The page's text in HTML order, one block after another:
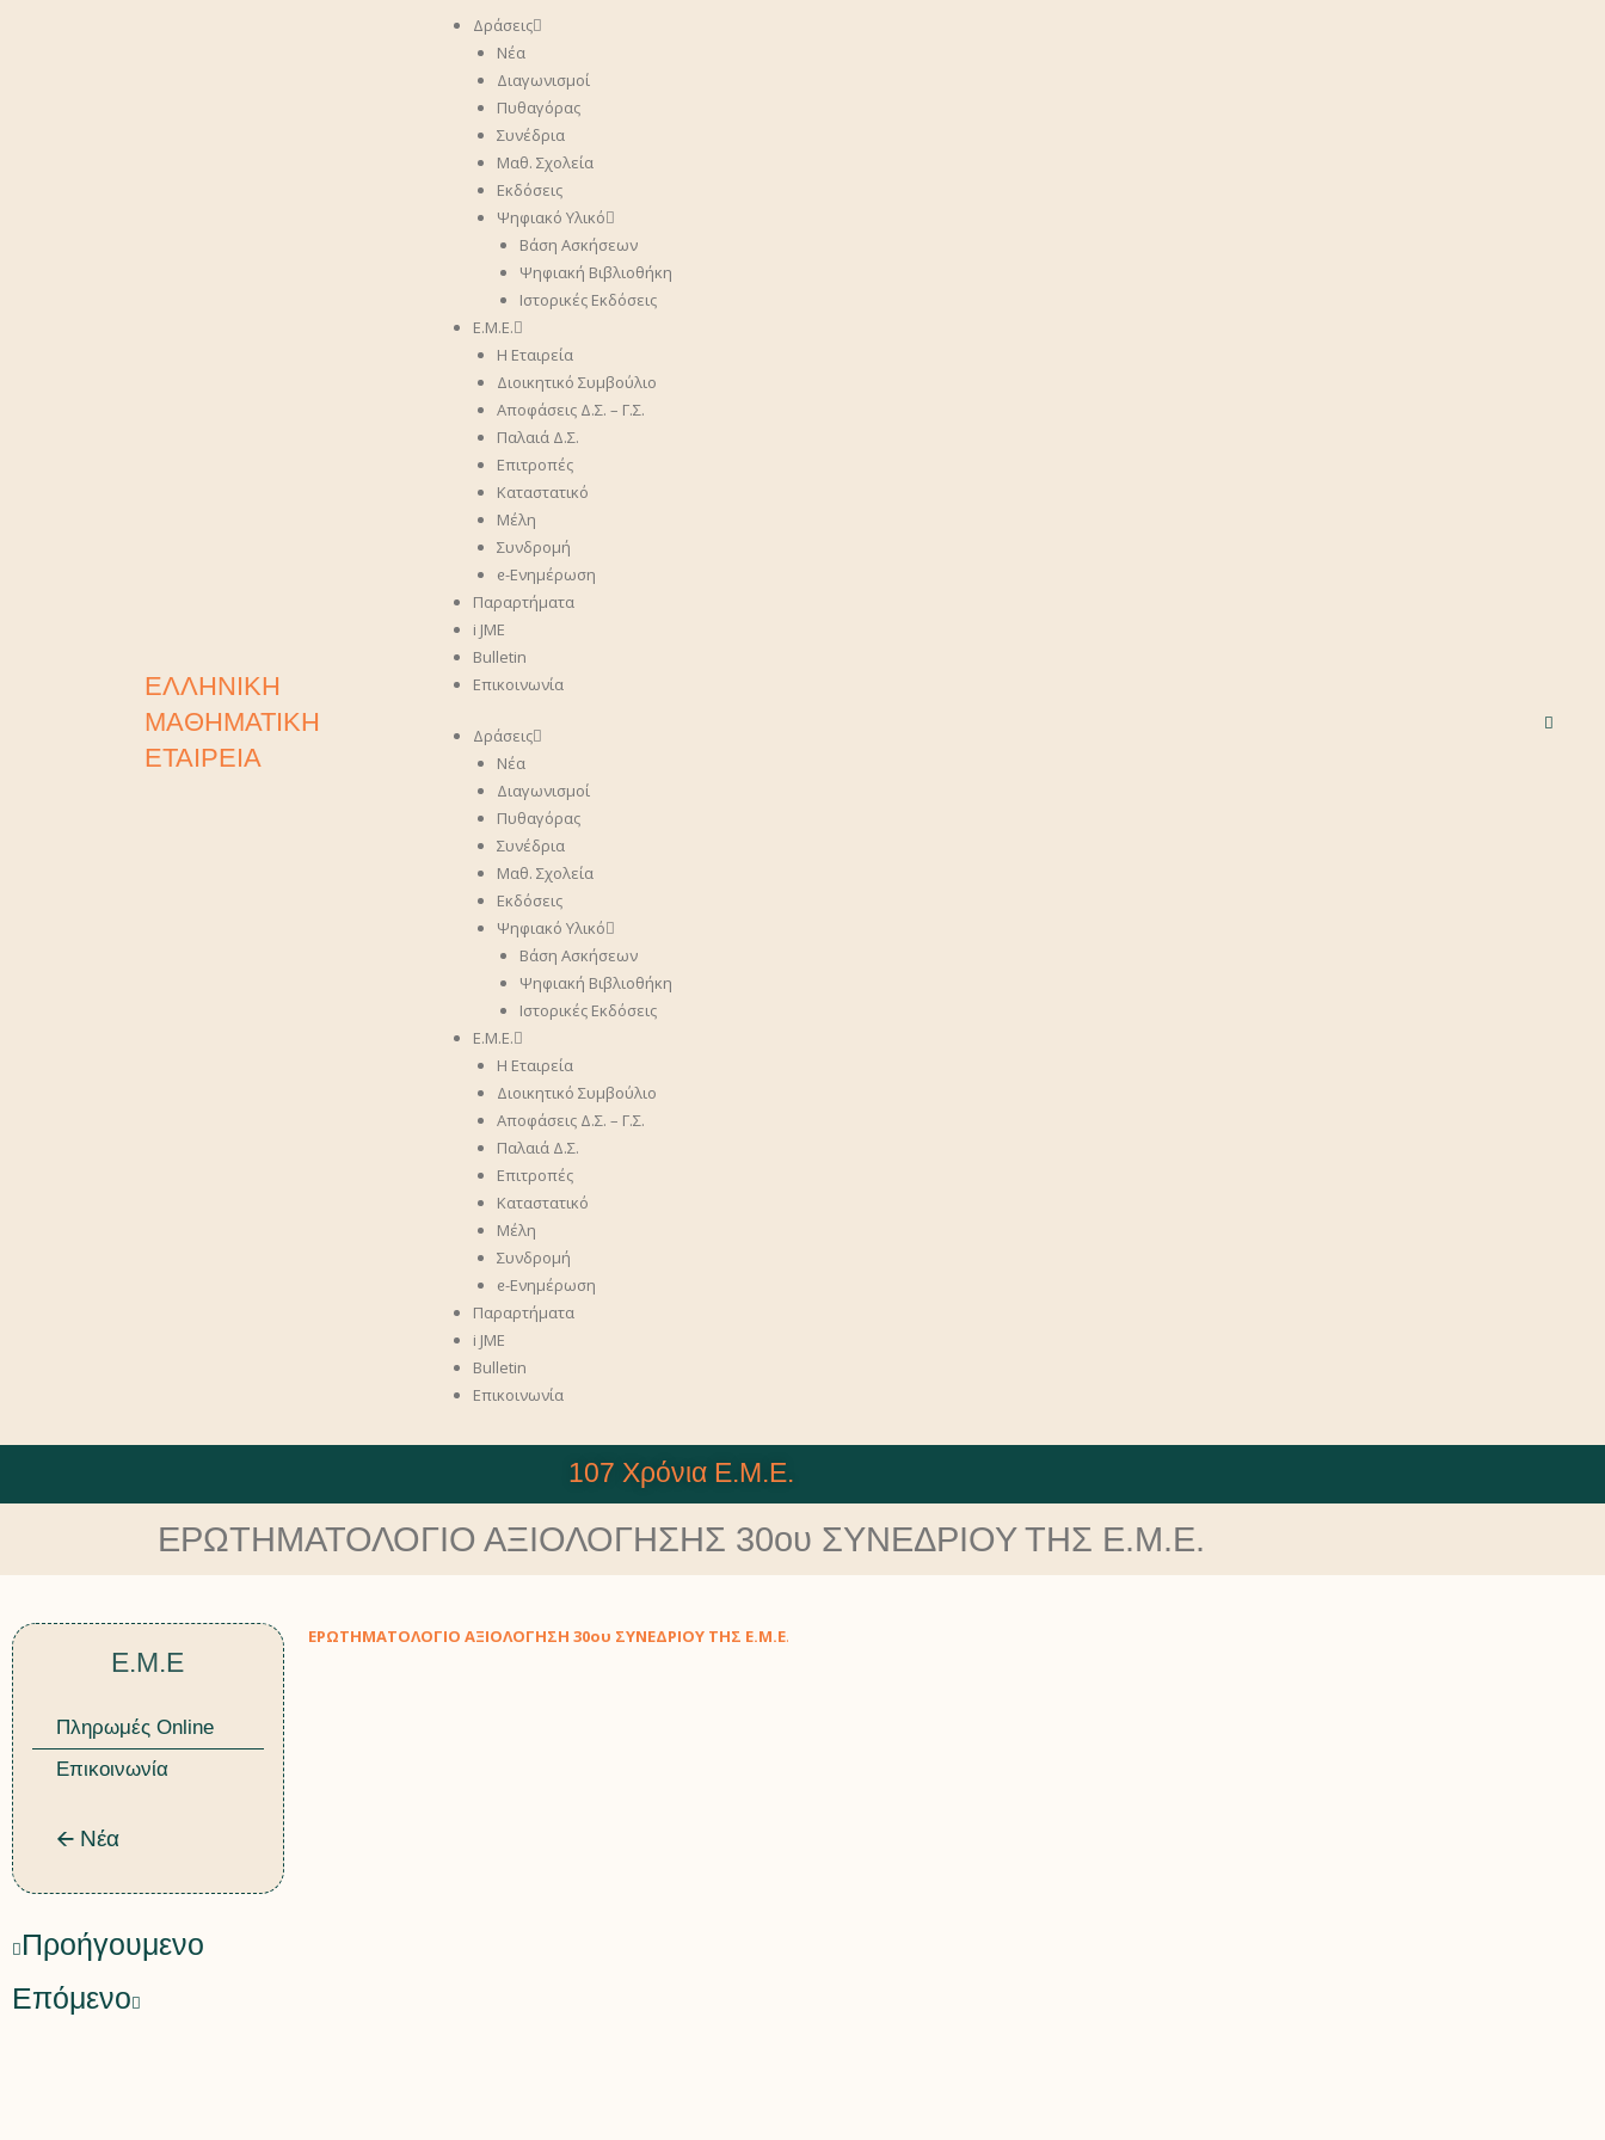
ΕΛΛΗΝΙΚΗ
ΜΑΘΗΜΑΤΙΚΗ
ΕΤΑΙΡΕΙΑ
Δράσεις
Νέα
Διαγωνισμοί
Πυθαγόρας
Συνέδρια
Μαθ. Σχολεία
Εκδόσεις
Ψηφιακό Υλικό
Βάση Ασκήσεων
Ψηφιακή Βιβλιοθήκη
Ιστορικές Εκδόσεις
Ε.Μ.Ε.
Η Εταιρεία
Διοικητικό Συμβούλιο
Αποφάσεις Δ.Σ. – Γ.Σ.
Παλαιά Δ.Σ.
Επιτροπές
Καταστατικό
Μέλη
Συνδρομή
ᧉ-Ενημέρωση
Παραρτήματα
i JME
Bulletin
Επικοινωνία
Δράσεις
Νέα
Διαγωνισμοί
Πυθαγόρας
Συνέδρια
Μαθ. Σχολεία
Εκδόσεις
Ψηφιακό Υλικό
Βάση Ασκήσεων
Ψηφιακή Βιβλιοθήκη
Ιστορικές Εκδόσεις
Ε.Μ.Ε.
Η Εταιρεία
Διοικητικό Συμβούλιο
Αποφάσεις Δ.Σ. – Γ.Σ.
Παλαιά Δ.Σ.
Επιτροπές
Καταστατικό
Μέλη
Συνδρομή
ᧉ-Ενημέρωση
Παραρτήματα
i JME
Bulletin
Επικοινωνία
107 Χρόνια Ε.Μ.Ε.
ΕΡΩΤΗΜΑΤΟΛΟΓΙΟ ΑΞΙΟΛΟΓΗΣΗΣ 30ου ΣΥΝΕΔΡΙΟΥ ΤΗΣ Ε.Μ.Ε.
Ε.Μ.Ε
Πληρωμές Online
Επικοινωνία
🡨 Νέα
ΕΡΩΤΗΜΑΤΟΛΟΓΙΟ ΑΞΙΟΛΟΓΗΣΗ 30ου ΣΥΝΕΔΡΙΟΥ ΤΗΣ Ε.Μ.Ε.
Προήγουμενο
Επόμενο